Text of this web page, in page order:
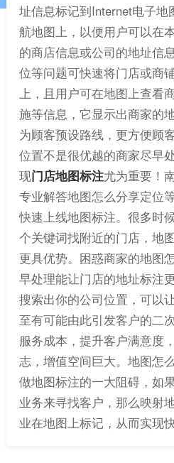
址信息标记到Internet电子地
航地图上，以便用户可以在
的商店信息或公司的地址信
位等问题可快速将门店或商
上，且用户可在地图上查看
施等信息，它显示出商家的
为顾客预设路线，更方便顾
位置不是很优越的商家尽早
现门店地图标注尤为重要！
专业解答地图怎么分享定位
快速上线地图标注。很多时
个关键词找附近的门店，地
更具优势。困惑商家的地图
早处理能让门店的地址标注
搜索出你的公司位置，可以
至有可能由此引发客户的二
服务成本，提升客户满意度
志，增值空间巨大。地图怎
做地图标注的一大阻碍，如
业务来寻找客户，那么映射
业在地图上标记，从而实现